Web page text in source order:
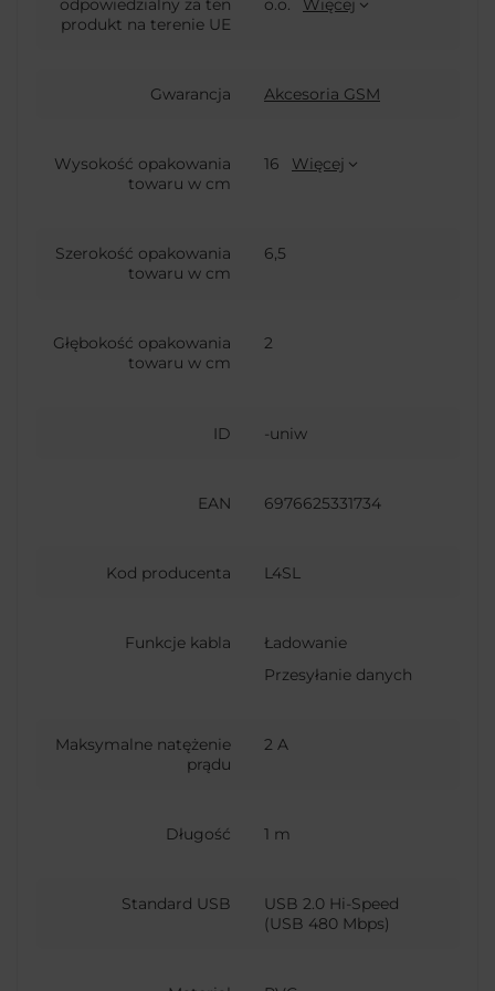
odpowiedzialny za ten
produkt na terenie UE
o.o.
Więcej
Gwarancja Akcesoria GSM
Wysokość opakowania
towaru w cm
16 Więcej
Szerokość opakowania
towaru w cm
6,5
Głębokość opakowania
towaru w cm
2
ID -uniw
EAN 6976625331734
Kod producenta L4SL
Funkcje kabla
Ładowanie
Przesyłanie danych
Maksymalne natężenie
prądu
2 A
Długość 1 m
Standard USB
USB 2.0 Hi-Speed
(USB 480 Mbps)